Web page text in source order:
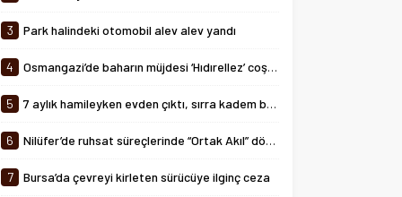
arasında...
3 Park halindeki otomobil alev alev yandı
4 Osmangazi’de baharın müjdesi ‘Hıdırellez’ coşkuyla kutlandı
5 7 aylık hamileyken evden çıktı, sırra kadem bastı
6 Nilüfer’de ruhsat süreçlerinde “Ortak Akıl” dönemi
7 Bursa’da çevreyi kirleten sürücüye ilginç ceza